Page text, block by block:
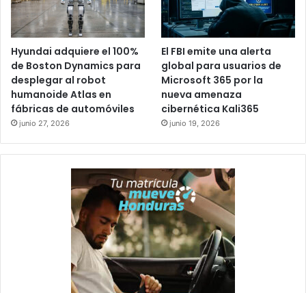
Hyundai adquiere el 100%
de Boston Dynamics para
desplegar al robot
humanoide Atlas en
fábricas de automóviles
junio 27, 2026
El FBI emite una alerta
global para usuarios de
Microsoft 365 por la
nueva amenaza
cibernética Kali365
junio 19, 2026